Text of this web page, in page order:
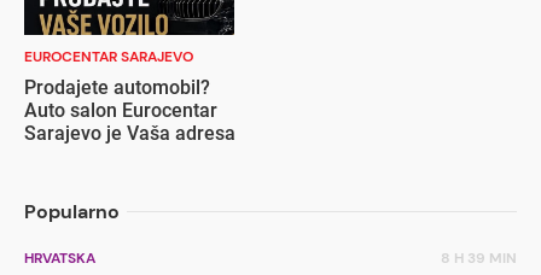
EUROCENTAR SARAJEVO
Prodajete automobil?
Auto salon Eurocentar
Sarajevo je Vaša adresa
Popularno
HRVATSKA 8 H 39 MIN